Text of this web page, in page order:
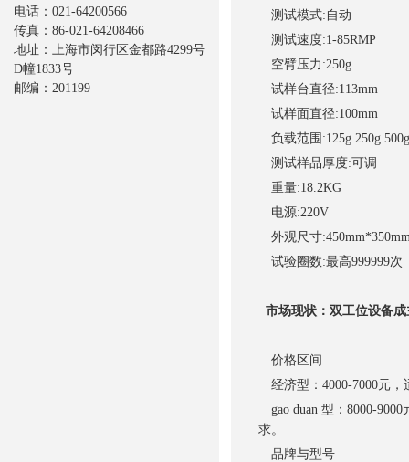
测试模式:自动
测试速度:1-85RMP
空臂压力:250g
试样台直径:113mm
试样面直径:100mm
负载范围:125g 250g
测试样品厚度:可调
重量:18.2KG
电源:220V
外观尺寸
试验圈数:最高999999次
市场现状：双工位设备
价格区间
经济型：4000-7000元，
gao duan 型：8000-
求。
品牌与型号
电话：021-64200566
传真：86-021-64208466
地址：上海市闵行区金都路4299号
D幢1833号
邮编：201199